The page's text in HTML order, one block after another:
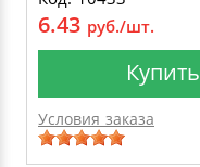
6.43 руб./шт.
Купить
Условия заказа